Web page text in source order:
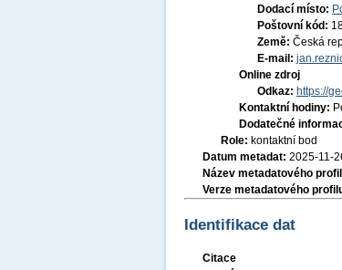
Dodací místo:
Poštovní kód:
Země: Česká
E-mail:
Online zdroj
Odkaz: https://
Kontaktní hodiny:
Dodatečné
Role: kontaktní bod
Datum metadat: 2025-11-
Název metadatového
Verze metadatového
Identifikace dat
Citace